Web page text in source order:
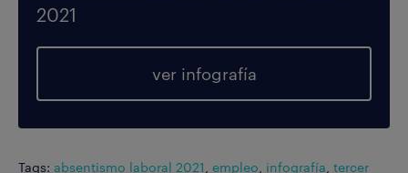
2021
ver infografía
Tags: absentismo laboral 2021 empleo infografía tercer